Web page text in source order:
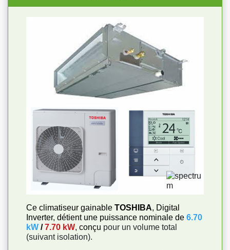
Ce climatiseur gainable TOSHIBA, Digital
Inverter, détient une puissance nominale de 6.70
kW /7.70 kW, conçu pour un volume total
(suivant isolation).